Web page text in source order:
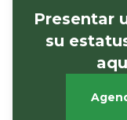
Presentar
su